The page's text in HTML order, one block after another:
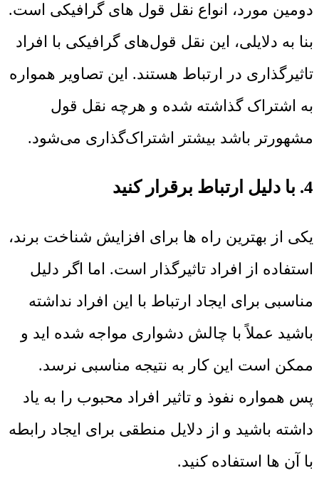
دومین مورد، انواع نقل قول های گرافیکی است.
بنا به دلایلی، این نقل قول‌های گرافیکی با افراد
تاثیر‌گذاری در ارتباط هستند. این تصاویر همواره
به اشتراک گذاشته شده و هرچه نقل قول
مشهورتر باشد بیشتر اشتراک‌گذاری می‌شود.
4. با دلیل ارتباط برقرار کنید
یکی از بهترین راه ها برای افزایش شناخت برند،
استفاده از افراد تاثیر‌گذار است. اما اگر دلیل
مناسبی برای ایجاد ارتباط با این افراد نداشته
باشید عملاً با چالش دشواری مواجه شده اید و
ممکن است این کار به نتیجه مناسبی نرسد.
پس همواره نفوذ و تاثیر افراد محبوب را به یاد
داشته باشید و از دلایل منطقی برای ایجاد رابطه
با آن ها استفاده کنید.